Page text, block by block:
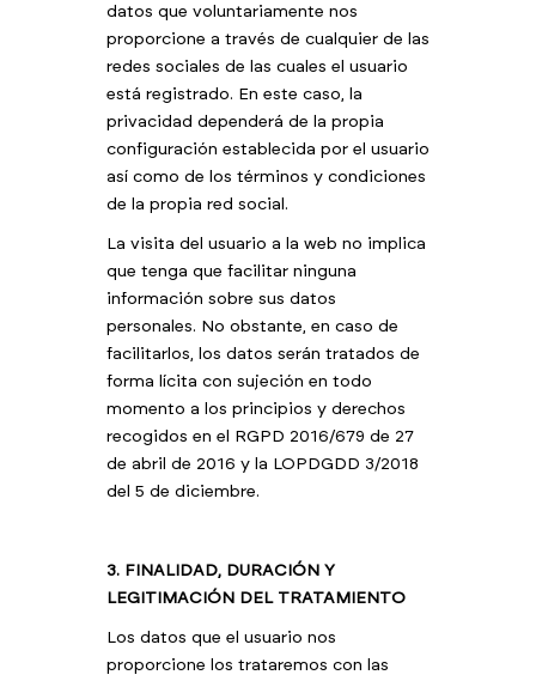
datos que voluntariamente nos
proporcione a través de cualquier de las
redes sociales de las cuales el usuario
está registrado. En este caso, la
privacidad dependerá de la propia
configuración establecida por el usuario
así como de los términos y condiciones
de la propia red social.
La visita del usuario a la web no implica
que tenga que facilitar ninguna
información sobre sus datos
personales. No obstante, en caso de
facilitarlos, los datos serán tratados de
forma lícita con sujeción en todo
momento a los principios y derechos
recogidos en el RGPD 2016/679 de 27
de abril de 2016 y la LOPDGDD 3/2018
del 5 de diciembre.
3. FINALIDAD, DURACIÓN Y
LEGITIMACIÓN DEL TRATAMIENTO
Los datos que el usuario nos
proporcione los trataremos con las